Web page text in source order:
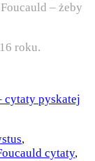
– żeby
roku.
cytaty pyskatej
,
cytaty,